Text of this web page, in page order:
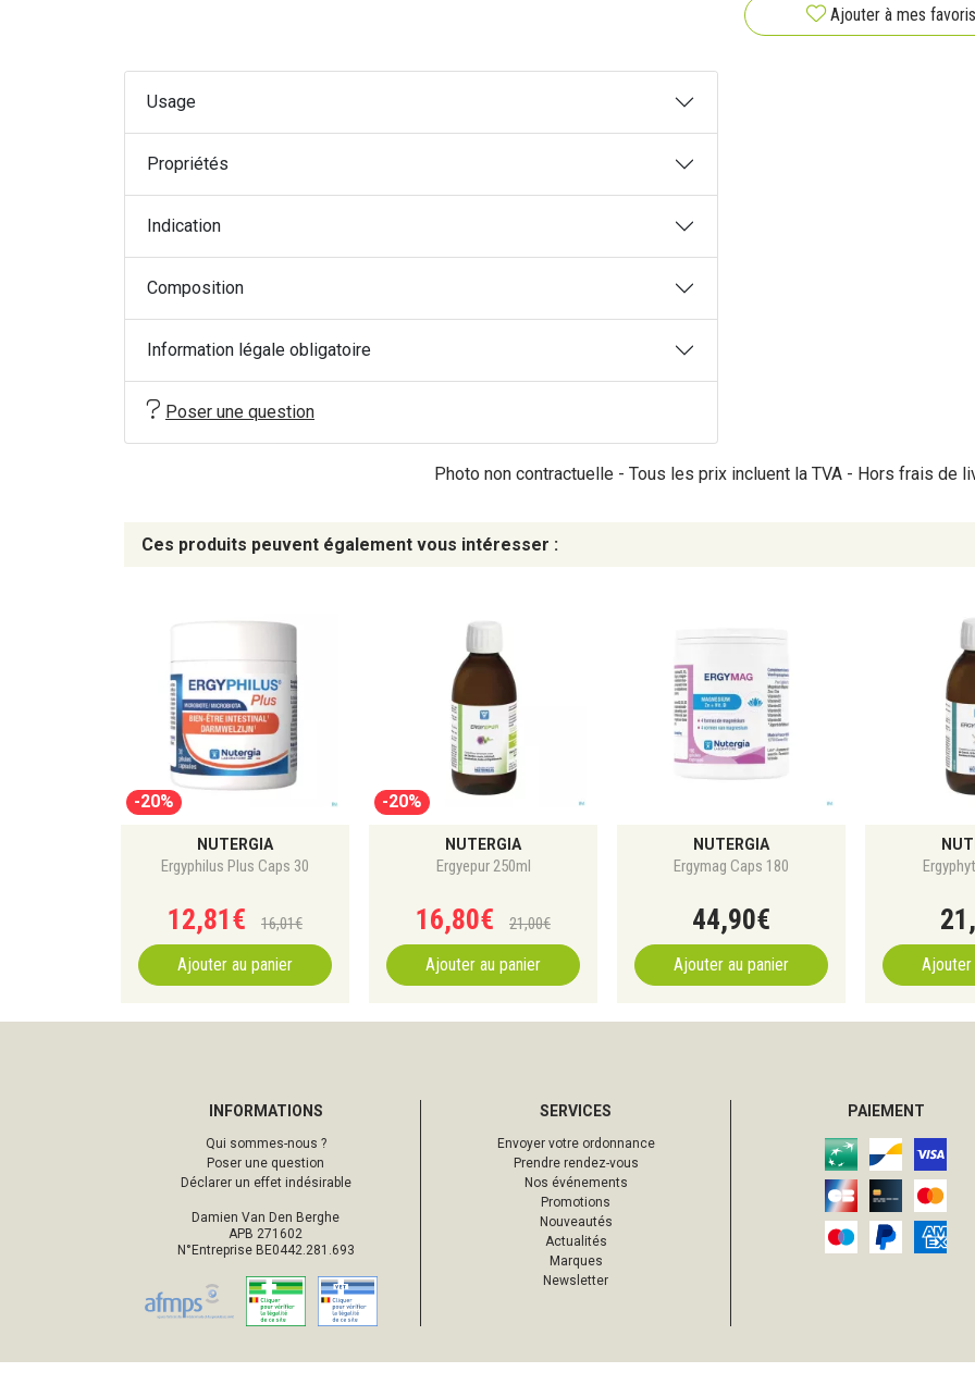
Ajouter à mes favoris
Usage
Propriétés
Indication
Composition
Information légale obligatoire
Poser une question
Photo non contractuelle - Tous les prix incluent la TVA - Hors frais de
Ces produits peuvent également vous intéresser :
-20%
NUTERGIA
Ergyphilus Plus Caps 30
12,81€ 16,01€
Ajouter au panier
-20%
NUTERGIA
Ergyepur 250ml
16,80€ 21,00€
Ajouter au panier
NUTERGIA
Ergymag Caps 180
44,90€
Ajouter au panier
21 ,
Ajouter
INFORMATIONS
Qui sommes-nous ?
Poser une question
Déclarer un effet indésirable
Damien Van Den Berghe
APB 271602
N°Entreprise BE0442.281.693
SERVICES
Envoyer votre ordonnance
Prendre rendez-vous
Nos événements
Promotions
Nouveautés
Actualités
Marques
Newsletter
PAIEMENT